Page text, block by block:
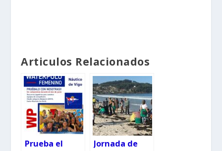
Articulos Relacionados
Prueba el
Jornada de